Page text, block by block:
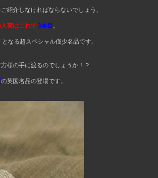
ればならないでしょう。
れで3本目 。
となる超スペシャル僅少名品です。
のでしょうか！？
の英国名品の登場です。